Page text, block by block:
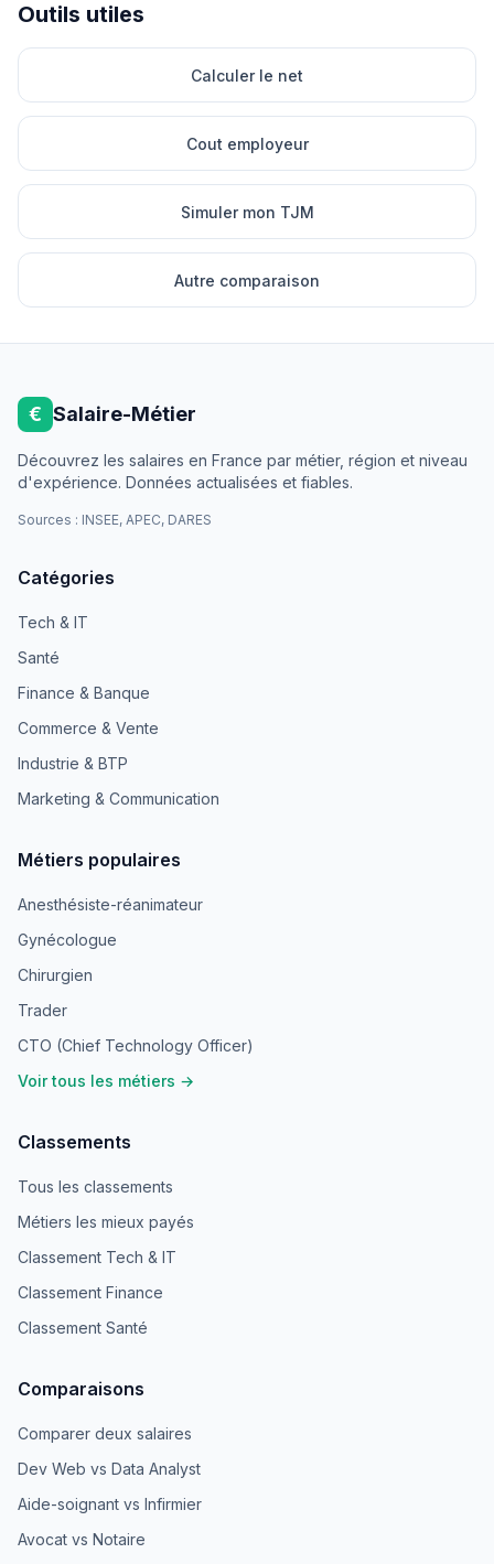
Outils utiles
Calculer le net
Cout employeur
Simuler mon TJM
Autre comparaison
€ Salaire-Métier
Découvrez les salaires en France par métier, région et niveau
d'expérience. Données actualisées et fiables.
Sources : INSEE, APEC, DARES
Catégories
Tech & IT
Santé
Finance & Banque
Commerce & Vente
Industrie & BTP
Marketing & Communication
Métiers populaires
Anesthésiste-réanimateur
Gynécologue
Chirurgien
Trader
CTO (Chief Technology Officer)
Voir tous les métiers →
Classements
Tous les classements
Métiers les mieux payés
Classement Tech & IT
Classement Finance
Classement Santé
Comparaisons
Comparer deux salaires
Dev Web vs Data Analyst
Aide-soignant vs Infirmier
Avocat vs Notaire